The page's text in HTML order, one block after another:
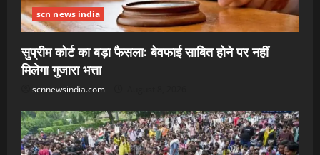
scn news india
सुप्रीम कोर्ट का बड़ा फैसला: बेवफाई साबित होने पर नहीं
मिलेगा गुजारा भत्ता
scnnewsindia.com